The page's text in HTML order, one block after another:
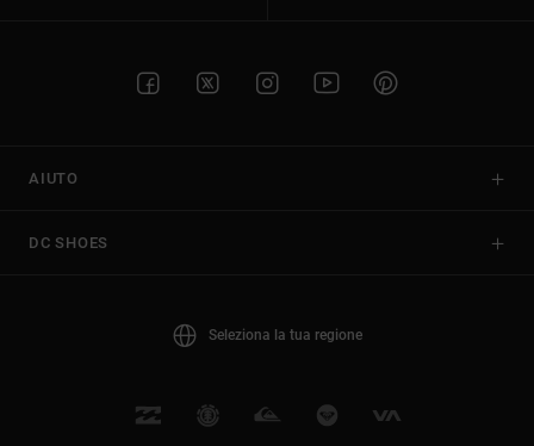
AIUTO
DC SHOES
Seleziona la tua regione